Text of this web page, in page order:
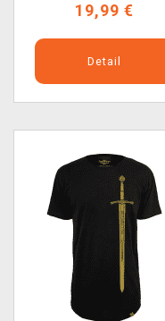
19,99 €
Detail